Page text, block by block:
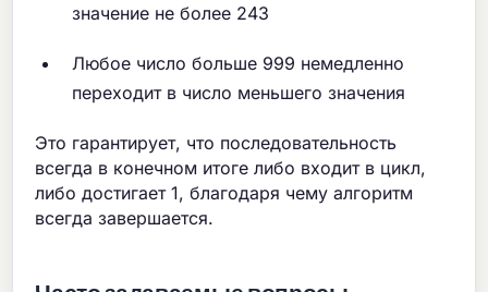
значение не более 243
Любое число больше 999 немедленно
переходит в число меньшего значения
Это гарантирует, что последовательность
всегда в конечном итоге либо входит в цикл,
либо достигает 1, благодаря чему алгоритм
всегда завершается.